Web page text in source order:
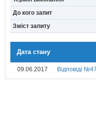
До кого запит
Зміст запиту
Дата стану
09.06.2017 Відповіді